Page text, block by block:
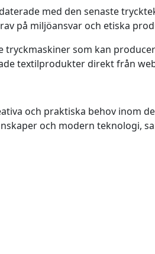
med den senaste
på miljöansvar och etiska
som kan
textilprodukter direkt från
och praktiska behov inom
och modern teknologi,